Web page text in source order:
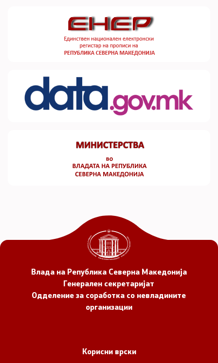
Влада на Република Северна Македонија
Генерален секретаријат
Одделение за соработка со невладините
организации
Корисни врски